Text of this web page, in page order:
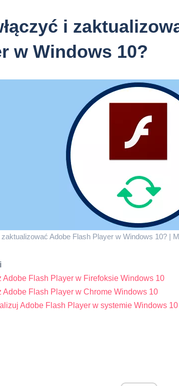
i
w Windows 10?
Adobe Flash Player w Windows 10? |
Adobe Flash Player w Firefoksie Windows 10
Adobe Flash Player w Chrome Windows 10
Adobe Flash Player w systemie Windows 10